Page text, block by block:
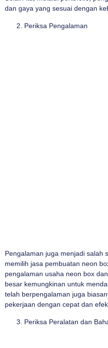
dan gaya yang sesuai dengan
Periksa Pengalaman
Pengalaman juga menjadi salah
memilih jasa pembuatan neon
pengalaman usaha neon box
besar kemungkinan untuk
telah berpengalaman juga
pekerjaan dengan cepat dan
Periksa Peralatan dan